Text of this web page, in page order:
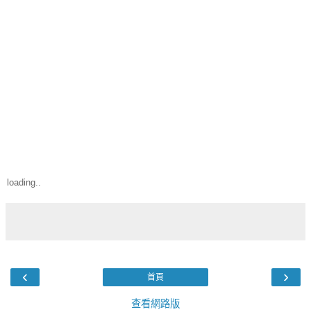
loading..
‹ ›
首頁
查看網路版